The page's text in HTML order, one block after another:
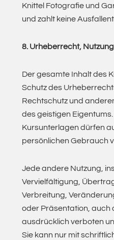
Knittel Fotografie und
und zahlt keine
8. Urheberrecht,
Der gesamte Inhalt des
Schutz des
Rechtschutz und
des geistigen
Kursunterlagen dürfen
persönlichen Gebrauch
Jede andere Nutzung,
Vervielfältigung,
Verbreitung,
oder Präsentation, auch
ausdrücklich verboten
Sie kann nur mit